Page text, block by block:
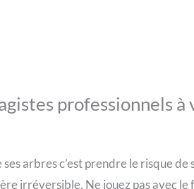
professionnels à
arbres c’est prendre le risque de
irréversible. Ne jouez pas avec le